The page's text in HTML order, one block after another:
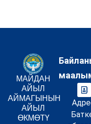
МАЙДАН
АЙЫЛ
АЙМАГЫНЫН
АЙЫЛ
ӨКМӨТҮ